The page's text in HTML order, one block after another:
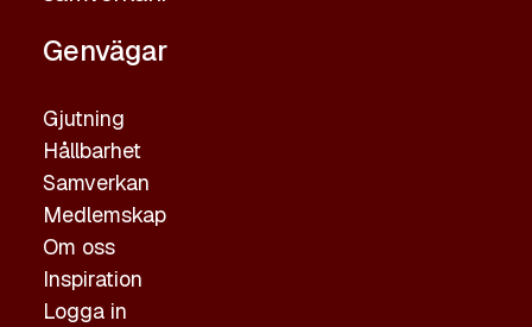
Genvägar
Gjutning
Hållbarhet
Samverkan
Medlemskap
Om oss
Inspiration
Logga in